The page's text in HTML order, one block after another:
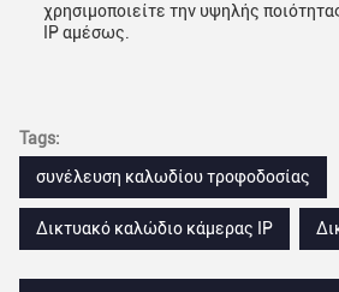
χρησιμοποιείτε την υψηλής
IP αμέσως.
Tags:
συνέλευση καλωδίου τροφοδοσίας
Δικτυακό καλώδιο κάμερας IP